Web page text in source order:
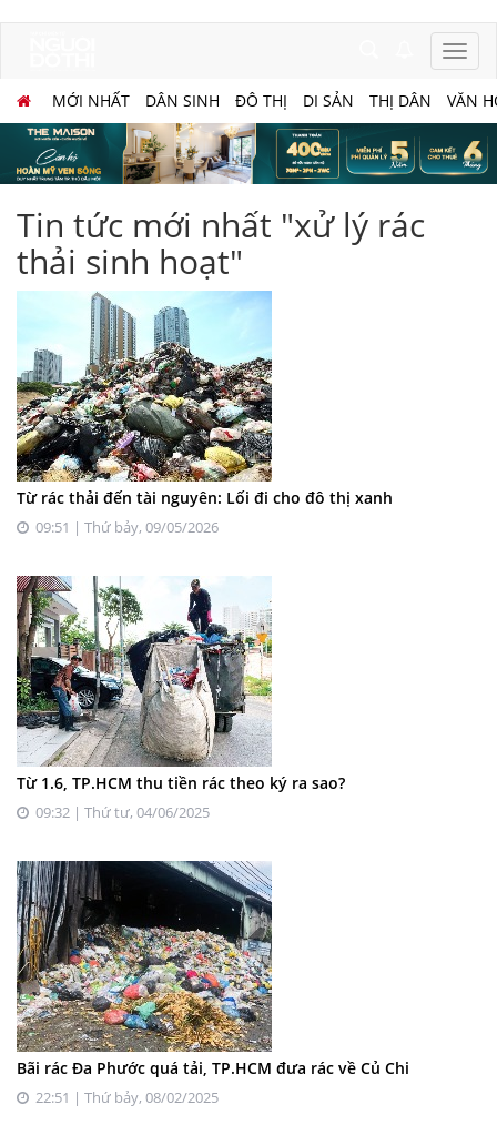
MỚI NHẤT DÂN SINH ĐÔ THỊ DI SẢN THỊ DÂN VĂN
Tin tức mới nhất "xử lý rác
thải sinh hoạt"
Từ rác thải đến tài nguyên: Lối đi cho đô thị xanh
09:51 | Thứ bảy, 09/05/2026
Từ 1.6, TP.HCM thu tiền rác theo ký ra sao?
09:32 | Thứ tư, 04/06/2025
Bãi rác Đa Phước quá tải, TP.HCM đưa rác về Củ Chi
22:51 | Thứ bảy, 08/02/2025